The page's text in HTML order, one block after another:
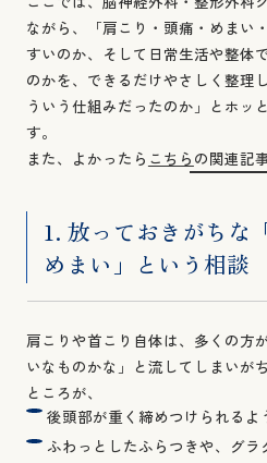
ながら、「肩こり・頭痛・めまい
すいのか、そして日常生活や整体
のかを、できるだけやさしく整理
ういう仕組みだったのか」とホッ
す。
また、よかったら こちら の関連記
1. 放っておきがちな
めまい」という相談
肩こりや首こり自体は、多くの方
いなものかな」と流してしまいがち
ところが、
後頭部が重く締めつけられるよ
ふわっとしたふらつきや、グラ